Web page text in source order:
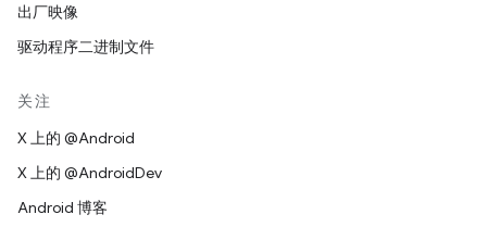
出厂映像
驱动程序二进制文件
关注
X 上的 @Android
X 上的 @AndroidDev
Android 博客